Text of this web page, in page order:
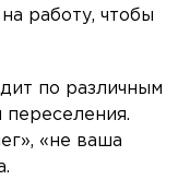
работу, чтобы
по различным
переселения.
«не ваша